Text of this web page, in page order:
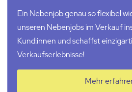
Ein Nebenjob genau so flexibel
unseren Nebenjobs im Verkauf
Kund:innen und schaffst
Verkaufserlebnisse!
Mehr